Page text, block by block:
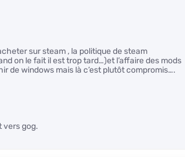
sur steam , la politique de steam
on le fait il est trop tard…)et l’affaire des mods
de windows mais là c’est plutôt compromis….
vers gog.